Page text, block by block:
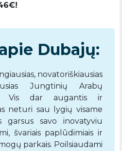
Dubajų:
novatoriškiausias
Jungtinių Arabų
Vis dar augantis ir
neturi sau lygių visame
garsus savo inovatyviu
švariais paplūdimiais ir
parkais. Poilsiaudami